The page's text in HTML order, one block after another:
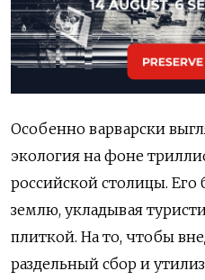
Особенно варварски
экология на фоне
российской столицы. Его
землю,‌ укладывая
плиткой. На то,‌ чтобы
раздельный сбор и